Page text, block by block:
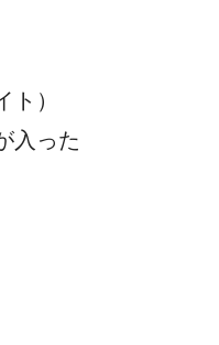
ト）
入った